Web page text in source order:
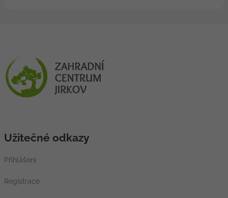
Užitečné odkazy
Přihlášení
Registrace